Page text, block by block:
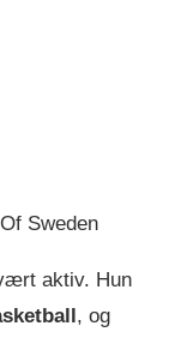
Sweden
aktiv. Hun
, og